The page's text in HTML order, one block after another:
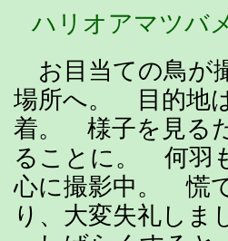
ハリオアマツバ
お目当ての鳥が
場所へ。 目的地
着。 様子を見る
ることに。 何羽
心に撮影中。 慌
り、大変失礼しま